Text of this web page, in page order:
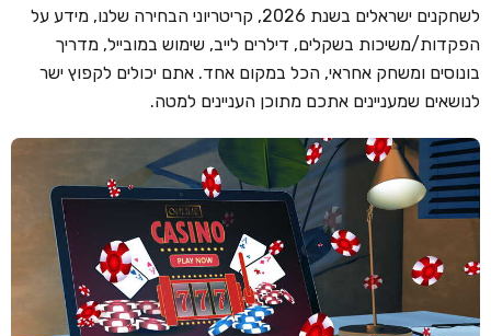
לשחקנים ישראלים בשנת 2026, קריטריוני הבחירה שלנו, מידע על
הפקדות/משיכות בשקלים, דילרים לייב, שימוש במובייל, מדריך
בונוסים ומשחק אחראי, הכל במקום אחד. אתם יכולים לקפוץ ישר
לנושאים שמעניינים אתכם מתוכן העניינים למטה.